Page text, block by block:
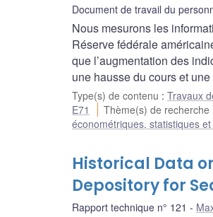
Document de travail du
Nous mesurons les
Réserve fédérale
que l’augmentation des
une hausse du cours et
Type(s) de contenu : Travaux
E71
Thème(s) de recherche
économétriques, statistiques
Historical Data
Depository for
Rapport technique n° 121